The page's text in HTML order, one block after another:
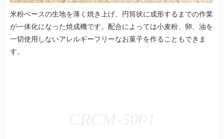
米粉ベースの生地を薄く焼き上げ、円筒状に成形するまでの作業
が一体化になった焼成機です。 配合によっては小麦粉、卵、油を
一切使用しないアレルギーフリーなお菓子を作ることもできま
す。